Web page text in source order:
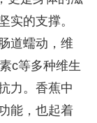
实的支撑。
道蠕动，维
c等多种维生
力。香蕉中
能，也起着